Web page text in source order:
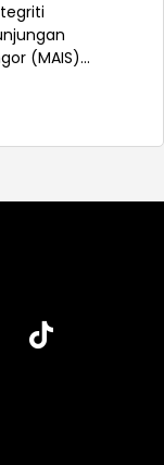
(MAIS)...